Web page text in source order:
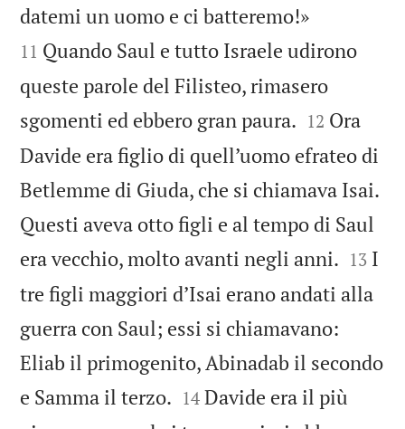
datemi un uomo e ci batteremo!»
11 Quando Saul e tutto Israele udirono
queste parole del Filisteo, rimasero
sgomenti ed ebbero gran paura. 

12 Ora
Davide era figlio di quell’uomo efrateo di
Betlemme di Giuda, che si chiamava Isai.
Questi aveva otto figli e al tempo di Saul
era vecchio, molto avanti negli anni. 

13 I
tre figli maggiori d’Isai erano andati alla
guerra con Saul; essi si chiamavano:
Eliab il primogenito, Abinadab il secondo
e Samma il terzo. 

14 Davide era il più